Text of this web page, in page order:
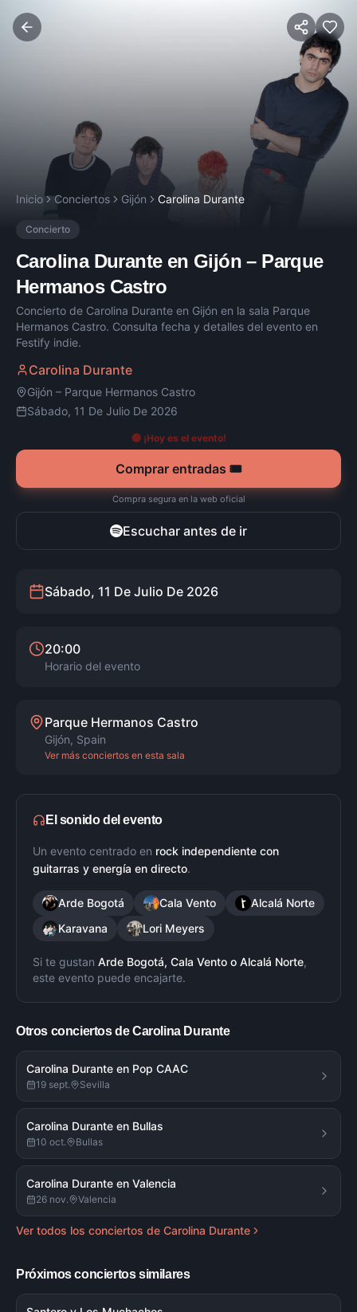
Inicio Conciertos Gijón Carolina Durante
Concierto
Carolina Duranteen Gijón – Parque
Hermanos Castro
Concierto de Carolina Durante en Gijón en la sala Parque
Hermanos Castro. Consulta fecha y detalles del evento en
Festify indie.
Carolina Durante
Gijón – Parque Hermanos Castro
Sábado, 11 De Julio De 2026
🔴 ¡Hoy es el evento!
Comprar entradas 🎟️
Compra segura en la web oficial
Escuchar antes de ir
Sábado, 11 De Julio De 2026
20:00
Horario del evento
Parque Hermanos Castro
Gijón, Spain
Ver más conciertos en esta sala
El sonido del evento
Un evento centrado en rock independiente con
guitarras y energía en directo.
Arde Bogotá Cala Vento
Alcalá Norte
Karavana
Lori Meyers
Si te gustan Arde Bogotá, Cala Vento o Alcalá Norte,
este evento puede encajarte.
Otros conciertos deCarolina Durante
Carolina Durante en Pop CAAC
19 sept. Sevilla
Carolina Durante en Bullas
10 oct. Bullas
Carolina Durante en Valencia
26 nov. Valencia
Ver todos los conciertos de Carolina Durante
Próximos conciertos similares